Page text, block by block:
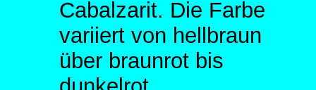
Cabalzarit. Die Farbe
variiert von hellbraun
über braunrot bis